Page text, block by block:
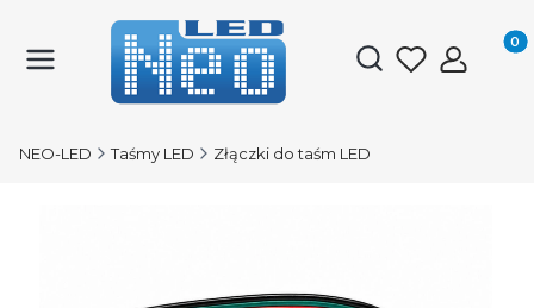
Otwórz
NEO-LED Taśmy LED Złączki do taśm LED